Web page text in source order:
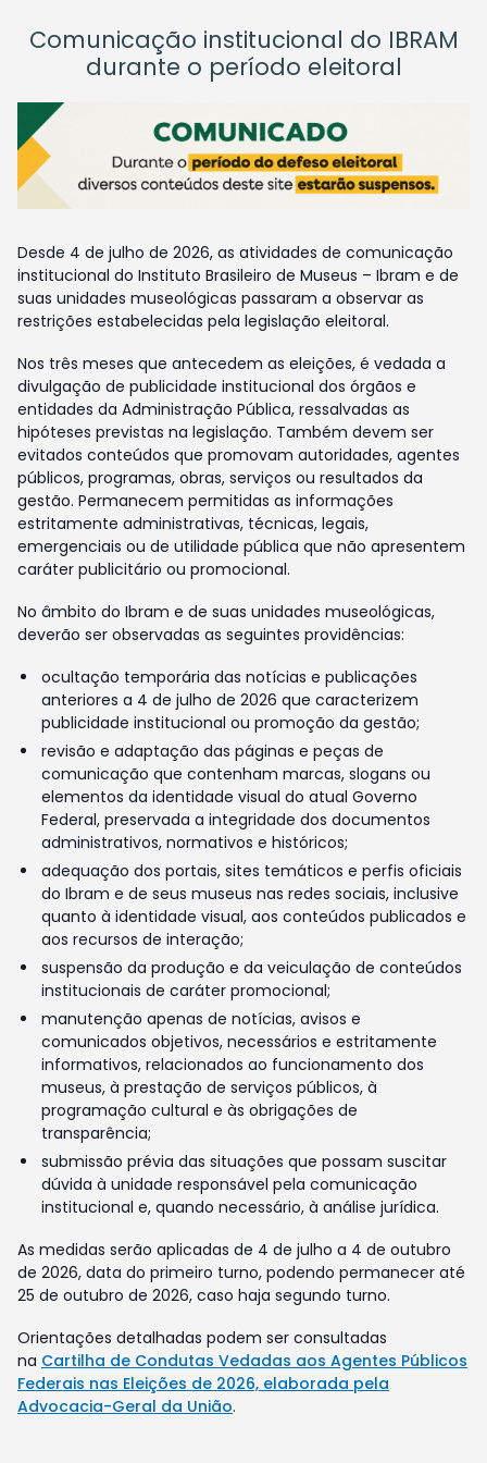
Comunicação institucional do IBRAM
durante o período eleitoral
Desde 4 de julho de 2026, as atividades de comunicação
institucional do Instituto Brasileiro de Museus – Ibram e de
suas unidades museológicas passaram a observar as
restrições estabelecidas pela legislação eleitoral.
Nos três meses que antecedem as eleições, é vedada a
divulgação de publicidade institucional dos órgãos e
entidades da Administração Pública, ressalvadas as
hipóteses previstas na legislação. Também devem ser
evitados conteúdos que promovam autoridades, agentes
públicos, programas, obras, serviços ou resultados da
gestão. Permanecem permitidas as informações
estritamente administrativas, técnicas, legais,
emergenciais ou de utilidade pública que não apresentem
caráter publicitário ou promocional.
No âmbito do Ibram e de suas unidades museológicas,
deverão ser observadas as seguintes providências:
ocultação temporária das notícias e publicações
anteriores a 4 de julho de 2026 que caracterizem
publicidade institucional ou promoção da gestão;
revisão e adaptação das páginas e peças de
comunicação que contenham marcas, slogans ou
elementos da identidade visual do atual Governo
Federal, preservada a integridade dos documentos
administrativos, normativos e históricos;
adequação dos portais, sites temáticos e perfis oficiais
do Ibram e de seus museus nas redes sociais, inclusive
quanto à identidade visual, aos conteúdos publicados e
aos recursos de interação;
suspensão da produção e da veiculação de conteúdos
institucionais de caráter promocional;
manutenção apenas de notícias, avisos e
comunicados objetivos, necessários e estritamente
informativos, relacionados ao funcionamento dos
museus, à prestação de serviços públicos, à
programação cultural e às obrigações de
transparência;
submissão prévia das situações que possam suscitar
dúvida à unidade responsável pela comunicação
institucional e, quando necessário, à análise jurídica.
As medidas serão aplicadas de 4 de julho a 4 de outubro
de 2026, data do primeiro turno, podendo permanecer até
25 de outubro de 2026, caso haja segundo turno.
Orientações detalhadas podem ser consultadas
na Cartilha de Condutas Vedadas aos Agentes Públicos
Federais nas Eleições de 2026, elaborada pela
Advocacia-Geral da União.